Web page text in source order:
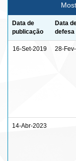
Data de
publicação
Data
defesa
16-Set-2019 28-
14-Abr-2023